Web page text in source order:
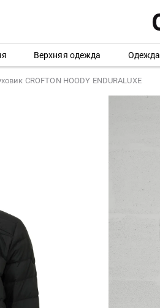
Верхняя одежда Одежда
CROFTON HOODY ENDURALUXE